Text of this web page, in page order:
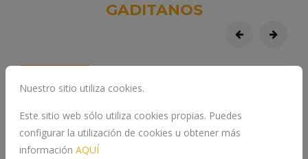
GADITANOS
Nuestro sitio utiliza cookies.
Este sitio web sólo utiliza cookies propias. Puedes
configurar la utilización de cookies u obtener más
información AQUÍ